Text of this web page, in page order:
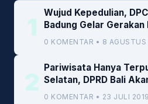
1
Wujud Kepedulian,
Badung Gelar Gerakan
0 KOMENTAR • 8
2
Pariwisata Hanya
Selatan, DPRD Bali
0 KOMENTAR • 23 JULI 2019